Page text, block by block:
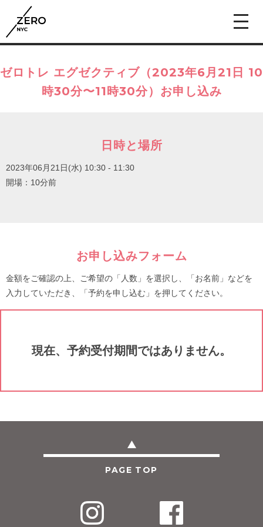
ゼロトレ エグゼクティブ（2023年6月21日 10
時30分〜11時30分）お申し込み
日時と場所
2023年06月21日(水) 10:30 - 11:30
開場：10分前
お申し込みフォーム
金額をご確認の上、ご希望の「人数」を選択し、「お名前」などを
入力していただき、「予約を申し込む」を押してください。
現在、予約受付期間ではありません。
PAGE TOP